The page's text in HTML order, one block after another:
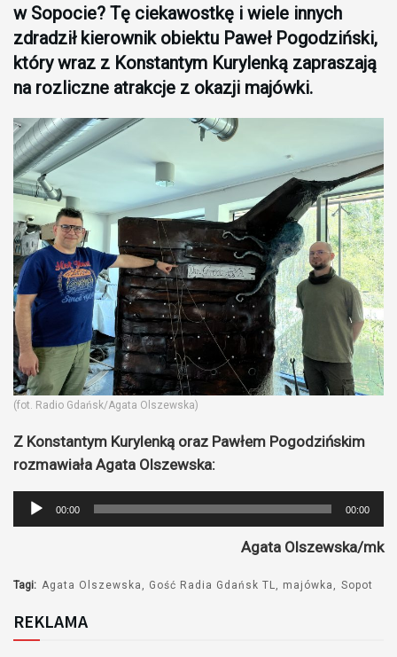
w Sopocie? Tę ciekawostkę i wiele innych
zdradził kierownik obiektu Paweł Pogodziński,
który wraz z Konstantym Kurylenką zapraszają
na rozliczne atrakcje z okazji majówki.
(fot. Radio Gdańsk/Agata Olszewska)
Z Konstantym Kurylenką oraz Pawłem Pogodzińskim
rozmawiała Agata Olszewska:
Odtwarzacz
plików
00:00 00:00
Agata Olszewska/mk
Tagi: Agata Olszewska Gość Radia Gdańsk TL majówka Sopot
REKLAMA